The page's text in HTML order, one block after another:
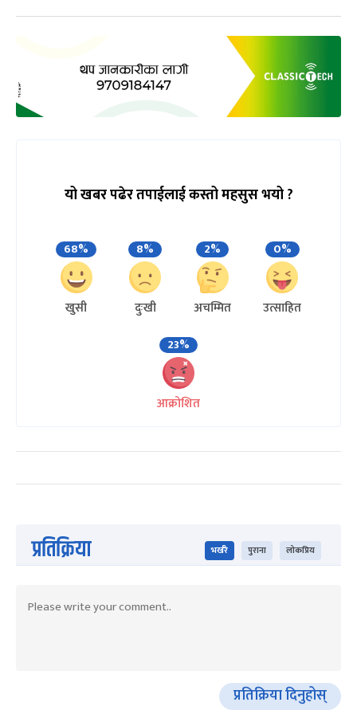
यो खबर पढेर तपाईलाई कस्तो महसुस भयो ?
68%
खुसी
8%
दुःखी
2%
अचम्मित
0%
उत्साहित
23%
आक्रोशित
प्रतिक्रिया भर्खरै पुराना लोकप्रिय
प्रतिक्रिया दिनुहोस्